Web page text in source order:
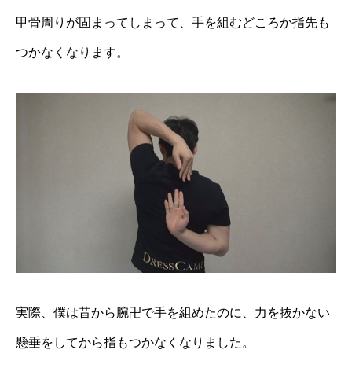
甲骨周りが固まってしまって、手を組むどころか指先も
つかなくなります。
実際、僕は昔から腕卍で手を組めたのに、力を抜かない
懸垂をしてから指もつかなくなりました。